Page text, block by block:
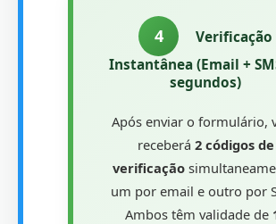
4
Verificação
Instantânea (Email +
segundos)
Após enviar o formulário,
receberá 2 códigos de
verificação
um por email e outro por
Ambos têm validade de